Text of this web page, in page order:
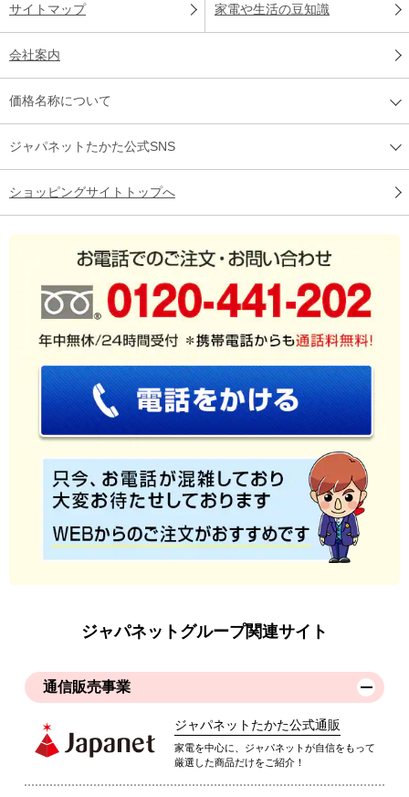
サイトマップ 家電や生活の豆知識
会社案内
価格名称について
ジャパネットたかた公式SNS
ショッピングサイトトップへ
ジャパネットグループ関連サイト
通信販売事業
ジャパネットたかた公式通販
家電を中心に、ジャパネットが自信をもって
厳選した商品だけをご紹介！